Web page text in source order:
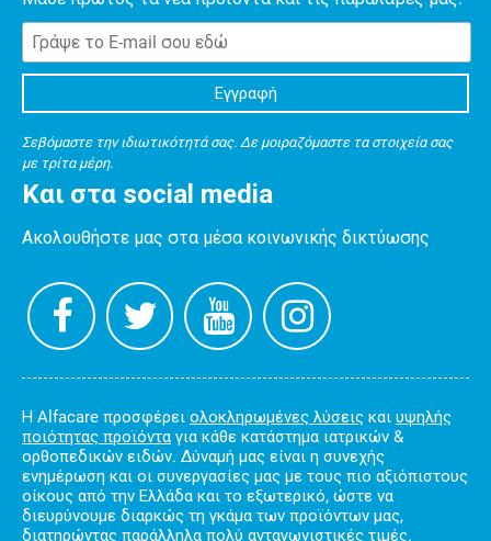
Σεβόμαστε την ιδιωτικότητά σας. Δε μοιραζόμαστε τα στοιχεία σας
με τρίτα μέρη.
Και στα social media
Ακολουθήστε μας στα μέσα κοινωνικής δικτύωσης
Η Alfacare προσφέρει ολοκληρωμένες λύσεις και υψηλής
ποιότητας προϊόντα για κάθε κατάστημα ιατρικών &
ορθοπεδικών ειδών. Δύναμή μας είναι η συνεχής
ενημέρωση και οι συνεργασίες μας με τους πιο αξιόπιστους
οίκους από την Ελλάδα και το εξωτερικό, ώστε να
διευρύνουμε διαρκώς τη γκάμα των προϊόντων μας,
διατηρώντας παράλληλα πολύ ανταγωνιστικές τιμές.